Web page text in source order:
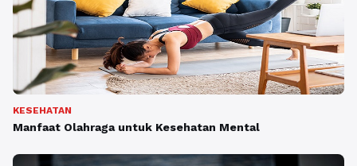
KESEHATAN
Manfaat Olahraga untuk Kesehatan Mental